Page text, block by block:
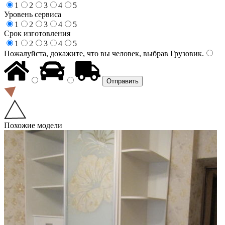
1
2 3 4
5
Уровень сервиса
1
2 3 4
5
Срок изготовления
1
2 3 4
5
Пожалуйста, докажите, что вы человек, выбрав Грузовик.
Похожие модели